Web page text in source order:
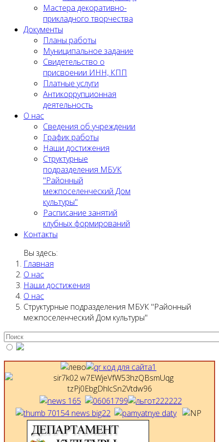
Мастера декоративно-
прикладного творчества
Документы
Планы работы
Муниципальное задание
Cвидетельство о
присвоении ИНН, КПП
Платные услуги
Антикоррупционная
деятельность
О нас
Сведения об учреждении
График работы
Наши достижения
Структурные
подразделения МБУК
"Районный
межпоселенческий Дом
культуры"
Расписание занятий
клубных формирований
Контакты
Вы здесь:
Главная
О нас
Наши достижения
О нас
Структурные подразделения МБУК "Районный
межпоселенческий Дом культуры"